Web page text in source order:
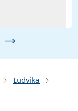
Ludvika